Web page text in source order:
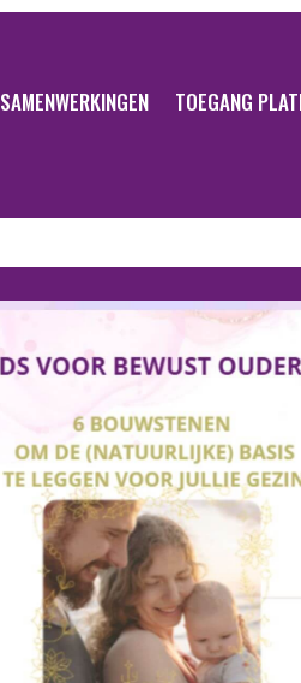
SAMENWERKINGEN TOEGANG